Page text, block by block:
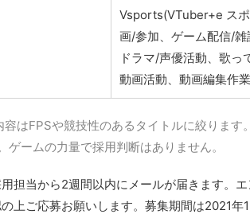
Vsports(VTuber+e ス
画/参加、ゲーム配信/
ドラマ/声優活動、歌
動画活動、動画編集作
はFPSや競技性のあるタイトルに絞ります。
ームの力量で採用判断はありません。
担当から2週間以内にメールが届きます。
上ご応募お願いします。募集期間は2021年